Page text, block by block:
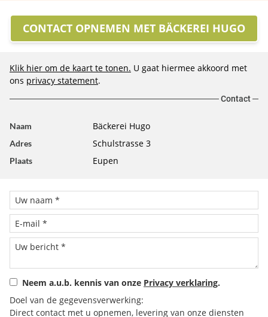
CONTACT OPNEMEN MET BÄCKEREI HUGO
Klik hier om de kaart te tonen. U gaat hiermee akkoord met
ons privacy statement.
Contact
Naam Bäckerei Hugo
Adres Schulstrasse 3
Plaats Eupen
Neem a.u.b. kennis van onze Privacy verklaring.
Doel van de gegevensverwerking:
Direct contact met u opnemen, levering van onze diensten